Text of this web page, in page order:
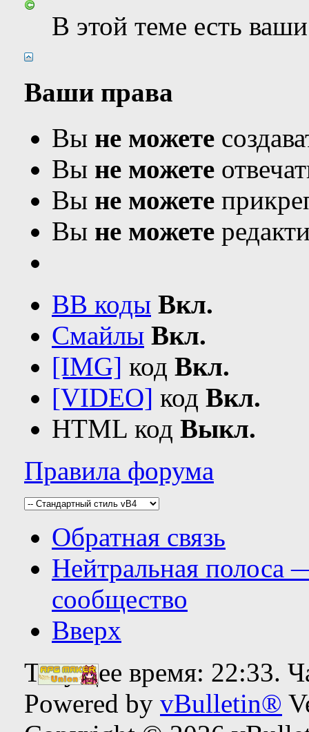
В этой теме есть
Ваши права
Вы не можете
Вы не можете
Вы не можете
Вы не можете
BB коды Вкл.
Смайлы Вкл.
[IMG] код Вкл.
[VIDEO] код Вкл.
HTML код Выкл.
Правила форума
Обратная связь
Нейтральная полоса
сообщество
Вверх
Текущее время: 22:33.
Powered by vBulletin®